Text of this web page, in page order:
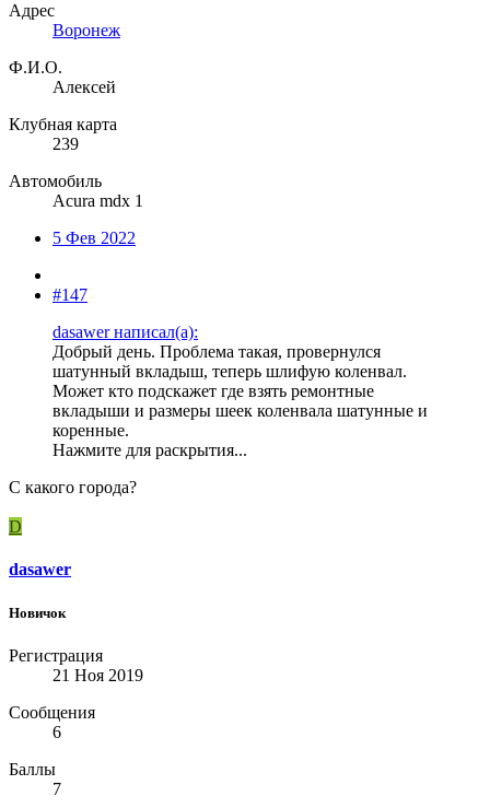
Адрес
Воронеж
Ф.И.О.
Алексей
Клубная карта
239
Автомобиль
Acura mdx 1
5 Фев 2022
#147
dasawer написал(а):
Добрый день. Проблема такая, провернулся
шатунный вкладыш, теперь шлифую коленвал.
Может кто подскажет где взять ремонтные
вкладыши и размеры шеек коленвала шатунные и
коренные.
Нажмите для раскрытия...
С какого города?
D
dasawer
Новичок
Регистрация
21 Ноя 2019
Сообщения
6
Баллы
7